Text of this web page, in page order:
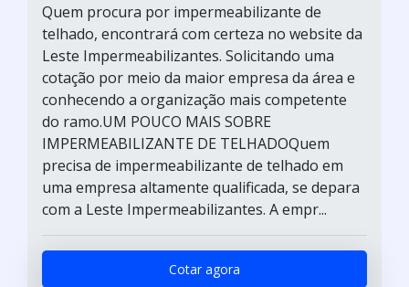
Quem procura por impermeabilizante de
telhado, encontrará com certeza no website da
Leste Impermeabilizantes. Solicitando uma
cotação por meio da maior empresa da área e
conhecendo a organização mais competente
do ramo.UM POUCO MAIS SOBRE
IMPERMEABILIZANTE DE TELHADOQuem
precisa de impermeabilizante de telhado em
uma empresa altamente qualificada, se depara
com a Leste Impermeabilizantes. A empr...
Cotar agora